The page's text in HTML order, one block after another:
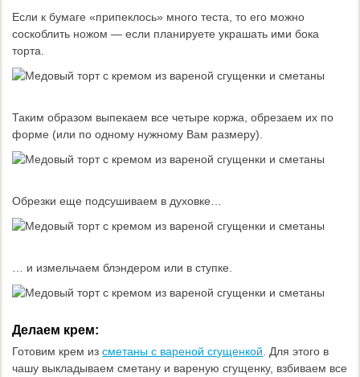
Если к бумаге «припеклось» много теста, то его можно
соскоблить ножом — если планируете украшать ими бока
торта.
Таким образом выпекаем все четыре коржа, обрезаем их по
форме (или по одному нужному Вам размеру).
Обрезки еще подсушиваем в духовке…
… и измельчаем блэндером или в ступке.
Делаем крем:
Готовим крем изсметаны с вареной сгущенкой . Для этого в
чашу выкладываем сметану и вареную сгущенку, взбиваем все